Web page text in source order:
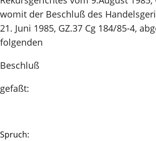
womit der Beschluß des
21. Juni 1985, GZ.37 Cg 184/85-4,
folgenden
Beschluß
gefaßt:
Spruch: